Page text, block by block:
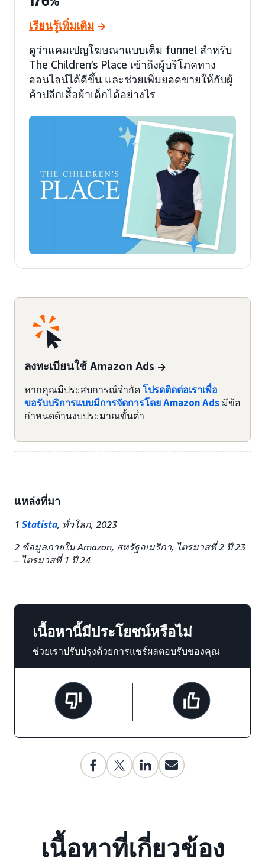
เรียนรู้เพิ่มเติม
ดูว่าแคมเปญโฆษณาแบบเต็ม funnel สำหรับ
The Children’s Place เข้าถึงผู้บริโภคทาง
ออนไลน์ได้ดีขึ้น และช่วยเพิ่มยอดขายให้กับผู้
ค้าปลีกเสื้อผ้าเด็กได้อย่างไร
ลงทะเบียนใช้ Amazon Ads
หากคุณมีประสบการณ์จำกัด โปรดติดต่อเราเพื่อ
ขอรับบริการแบบมีการจัดการโดย Amazon Ads มีข้อ
กำหนดด้านงบประมาณขั้นต่ำ
แหล่งที่มา
1 Statista, ทั่วโลก, 2023
2 ข้อมูลภายใน Amazon, สหรัฐอเมริกา, ไตรมาสที่ 2 ปี 23
– ไตรมาสที่ 1 ปี 24
เนื้อหานี้มีประโยชน์หรือไม่
ช่วยเราปรับปรุงด้วยการแชร์ผลตอบรับของคุณ
เนื้อหาที่เกี่ยวข้อง